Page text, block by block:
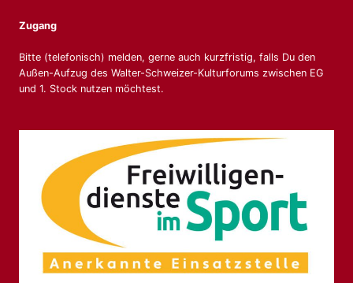
Zugang
Bitte (telefonisch) melden, gerne auch kurzfristig, falls Du den
Außen-Aufzug des Walter-Schweizer-Kulturforums zwischen EG
und 1. Stock nutzen möchtest.